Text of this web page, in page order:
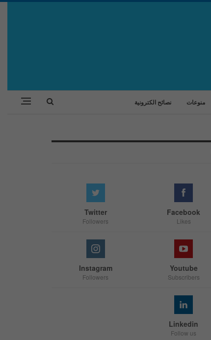
منوعات نصائح الكترونية
Facebook
Likes
Twitter
Followers
Youtube
Subscribers
Instagram
Followers
Linkedin
Follow us